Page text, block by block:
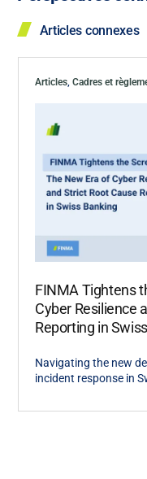
Articles connexes
Articles, Cadres et
FINMA Tightens
Cyber Resilience
Reporting in
Navigating the new
incident response in